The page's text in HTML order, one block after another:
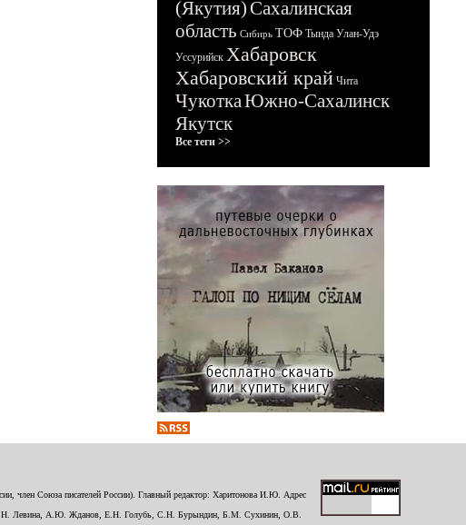
(Якутия)Сахалинская
область Сибирь ТОФ Тында Улан-Удэ
Уссурийск Хабаровск
Хабаровский край Чита
ЧукоткаЮжно-Сахалинск
Якутск
Все теги >>
член Союза писателей России). Главный редактор: Харитонова И.Ю. Адрес
Л.Н. Левина, А.Ю. Жданов, Е.Н. Голубь, С.Н. Бурындин, Б.М. Сухинин, О.В.